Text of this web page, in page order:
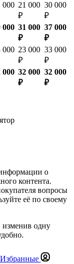
000 21 000
₽
30 000
₽
000 31 000
₽
37 000
₽
000 23 000
₽
33 000
₽
000 32 000
₽
32 000
₽
о
контента.
вопросы
её по своему
изменив одну
Избранные